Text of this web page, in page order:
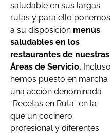
saludable en sus largas
rutas y para ello ponemos
a su disposición menús
saludables en los
restaurantes de nuestras
Áreas de Servicio. Incluso
hemos puesto en marcha
una acción denominada
“Recetas en Ruta” en la
que un cocinero
profesional y diferentes